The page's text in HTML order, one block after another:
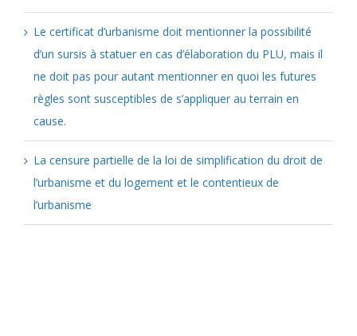
Le certificat d’urbanisme doit mentionner la possibilité
d’un sursis à statuer en cas d’élaboration du PLU, mais il
ne doit pas pour autant mentionner en quoi les futures
règles sont susceptibles de s’appliquer au terrain en
cause.
La censure partielle de la loi de simplification du droit de
l’urbanisme et du logement et le contentieux de
l’urbanisme